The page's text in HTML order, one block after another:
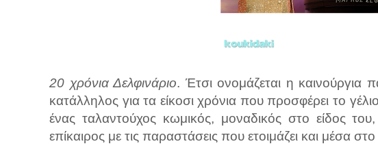
20 χρόνια Δελφινάριο. Έτσι ονομάζεται η καινούργια
κατάλληλος για τα είκοσι χρόνια που προσφέρει το
ένας ταλαντούχος κωμικός, μοναδικός στο είδος
επίκαιρος με τις παραστάσεις που ετοιμάζει και μέσα